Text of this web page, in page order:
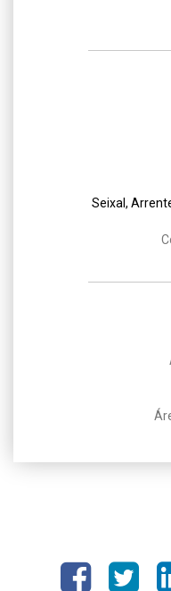
Seixal,